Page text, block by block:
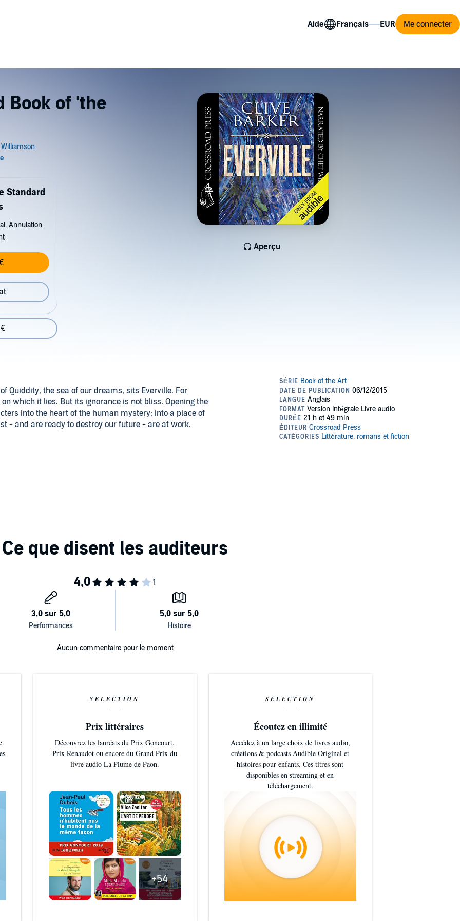
Aide Me connecter
Book of 'the
Aperçu
Standard
Annulation
Quiddity, the sea of our dreams, sits Everville. For
which it lies. But its ignorance is not bliss. Opening the
into the heart of the human mystery; into a place of
- and are ready to destroy our future - are at work.
Aucun commentaire pour le moment
SÉLECTION
Prix littéraires
Découvrez les lauréats du Prix Goncourt,
Prix Renaudot ou encore du Grand Prix du
livre audio La Plume de Paon.
+54
SÉLECTION
Écoutez en illimité
Accédez à un large choix de livres audio,
créations & podcasts Audible Original et
histoires pour enfants. Ces titres sont
disponibles en streaming et en
téléchargement.